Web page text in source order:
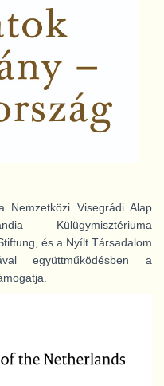
Nemzetközi Visegrádi Alap
Külügymisztériuma
és a Nyílt Társadalom
együttműködésben a